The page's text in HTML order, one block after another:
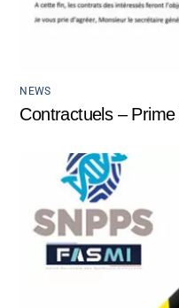
NEWS
Contractuels –